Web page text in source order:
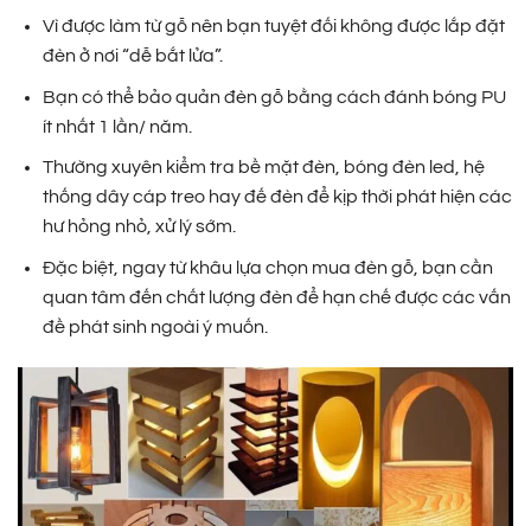
Vì được làm từ gỗ nên bạn tuyệt đối không được lắp đặt
đèn ở nơi “dễ bắt lửa”.
Bạn có thể bảo quản đèn gỗ bằng cách đánh bóng PU
ít nhất 1 lần/ năm.
Thường xuyên kiểm tra bề mặt đèn, bóng đèn led, hệ
thống dây cáp treo hay đế đèn để kịp thời phát hiện các
hư hỏng nhỏ, xử lý sớm.
Đặc biệt, ngay từ khâu lựa chọn mua đèn gỗ, bạn cần
quan tâm đến chất lượng đèn để hạn chế được các vấn
đề phát sinh ngoài ý muốn.